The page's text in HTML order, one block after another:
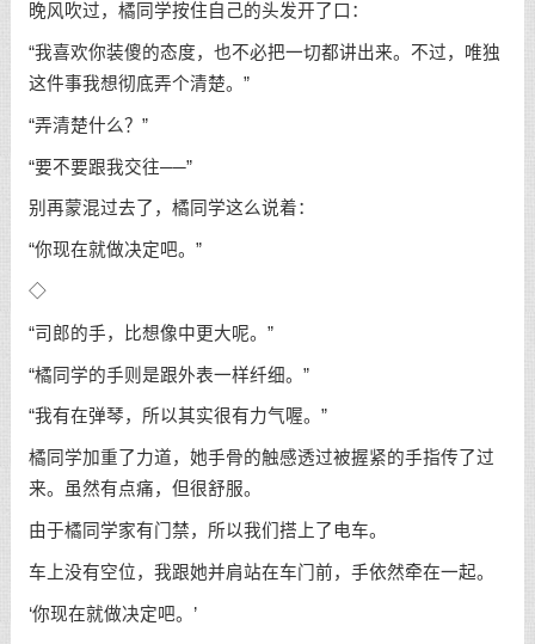
晚风吹过，橘同学按住自己的头发开了口：
“我喜欢你装傻的态度，也不必把一切都讲出来。不过，唯独
这件事我想彻底弄个清楚。”
“弄清楚什么？”
“要不要跟我交往──”
别再蒙混过去了，橘同学这么说着：
“你现在就做决定吧。”
◇
“司郎的手，比想像中更大呢。”
“橘同学的手则是跟外表一样纤细。”
“我有在弹琴，所以其实很有力气喔。”
橘同学加重了力道，她手骨的触感透过被握紧的手指传了过
来。虽然有点痛，但很舒服。
由于橘同学家有门禁，所以我们搭上了电车。
车上没有空位，我跟她并肩站在车门前，手依然牵在一起。
‘你现在就做决定吧。’